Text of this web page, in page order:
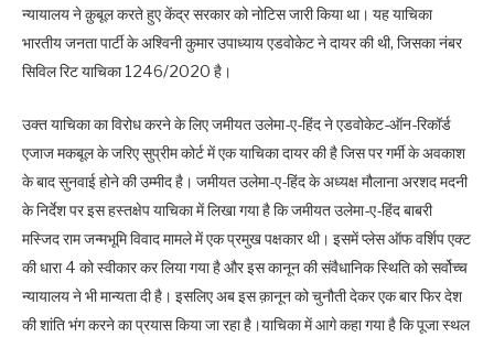
न्यायालय ने क़ुबूल करते हुए केंद्र सरकार को नोटिस जारी किया था। यह याचिका
भारतीय जनता पार्टी के अश्विनी कुमार उपाध्याय एडवोकेट ने दायर की थी, जिसका नंबर
सिविल रिट याचिका 1246/2020 है।
उक्त याचिका का विरोध करने के लिए जमीयत उलेमा-ए-हिंद ने एडवोकेट-ऑन-रिकॉर्ड
एजाज मकबूल के जरिए सुप्रीम कोर्ट में एक याचिका दायर की है जिस पर गर्मी के अवकाश
के बाद सुनवाई होने की उम्मीद है। जमीयत उलेमा-ए-हिंद के अध्यक्ष मौलाना अरशद मदनी
के निर्देश पर इस हस्तक्षेप याचिका में लिखा गया है कि जमीयत उलेमा-ए-हिंद बाबरी
मस्जिद राम जन्मभूमि विवाद मामले में एक प्रमुख पक्षकार थी। इसमें प्लेस ऑफ वर्शिप एक्ट
की धारा 4 को स्वीकार कर लिया गया है और इस कानून की संवैधानिक स्थिति को सर्वोच्च
न्यायालय ने भी मान्यता दी है। इसलिए अब इस क़ानून को चुनौती देकर एक बार फिर देश
की शांति भंग करने का प्रयास किया जा रहा है।याचिका में आगे कहा गया है कि पूजा स्थल